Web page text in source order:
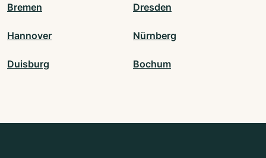
Bremen Dresden
Hannover Nürnberg
Duisburg Bochum